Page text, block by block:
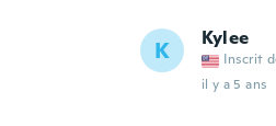
K Kylee
Inscrit
il y a 5 ans